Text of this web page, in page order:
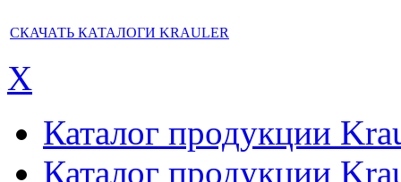
СКАЧАТЬ КАТАЛОГИ KRAULER
X
Каталог продукции
Каталог продукции